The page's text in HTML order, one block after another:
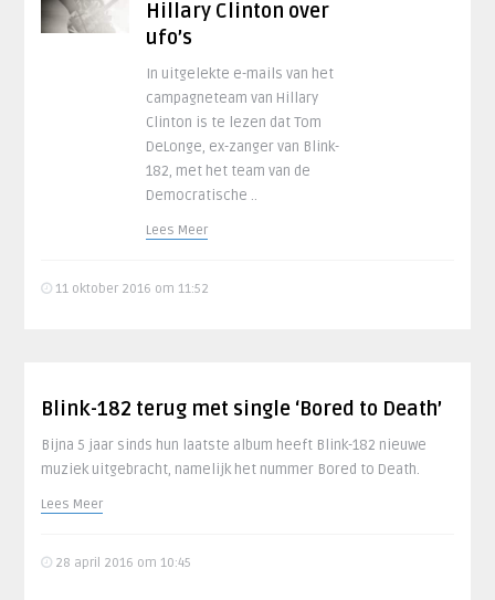
Hillary Clinton over
ufo’s
In uitgelekte e-mails van het
campagneteam van Hillary
Clinton is te lezen dat Tom
DeLonge, ex-zanger van Blink-
182, met het team van de
Democratische ..
Lees Meer
11 oktober 2016 om 11:52
Blink-182 terug met single ‘Bored to Death’
Bijna 5 jaar sinds hun laatste album heeft Blink-182 nieuwe
muziek uitgebracht, namelijk het nummer Bored to Death.
Lees Meer
28 april 2016 om 10:45